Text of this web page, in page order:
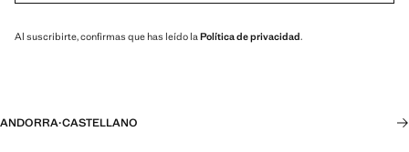
Al suscribirte, confirmas que has leído laPolítica de privacidad.
ANDORRA·CASTELLANO